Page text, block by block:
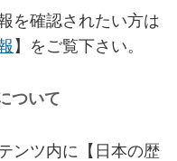
を確認されたい方は
】をご覧下さい。
ついて
ンツ内に【日本の歴